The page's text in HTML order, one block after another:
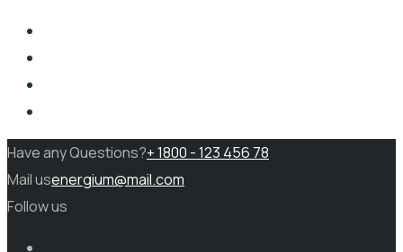
Have any Questions?+ 1800 - 123 456 78
Mail usenergium@mail.com
Follow us